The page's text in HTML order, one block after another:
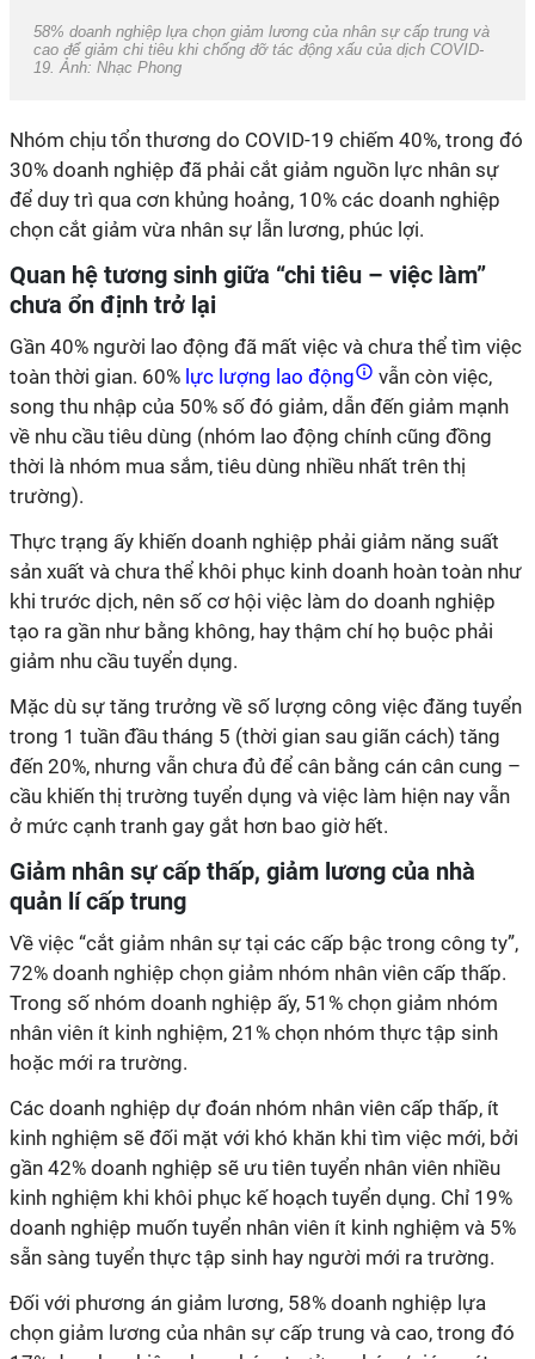
58% doanh nghiệp lựa chọn giảm lương của nhân sự cấp trung và
cao để giảm chi tiêu khi chống đỡ tác động xấu của dịch COVID-
19. Ảnh: Nhạc Phong
Nhóm chịu tổn thương do COVID-19 chiếm 40%, trong đó
30% doanh nghiệp đã phải cắt giảm nguồn lực nhân sự
để duy trì qua cơn khủng hoảng, 10% các doanh nghiệp
chọn cắt giảm vừa nhân sự lẫn lương, phúc lợi.
Quan hệ tương sinh giữa “chi tiêu – việc làm”
chưa ổn định trở lại
Gần 40% người lao động đã mất việc và chưa thể tìm việc
toàn thời gian. 60% lực lượng lao động
vẫn còn việc,
song thu nhập của 50% số đó giảm, dẫn đến giảm mạnh
về nhu cầu tiêu dùng (nhóm lao động chính cũng đồng
thời là nhóm mua sắm, tiêu dùng nhiều nhất trên thị
trường).
Thực trạng ấy khiến doanh nghiệp phải giảm năng suất
sản xuất và chưa thể khôi phục kinh doanh hoàn toàn như
khi trước dịch, nên số cơ hội việc làm do doanh nghiệp
tạo ra gần như bằng không, hay thậm chí họ buộc phải
giảm nhu cầu tuyển dụng.
Mặc dù sự tăng trưởng về số lượng công việc đăng tuyển
trong 1 tuần đầu tháng 5 (thời gian sau giãn cách) tăng
đến 20%, nhưng vẫn chưa đủ để cân bằng cán cân cung –
cầu khiến thị trường tuyển dụng và việc làm hiện nay vẫn
ở mức cạnh tranh gay gắt hơn bao giờ hết.
Giảm nhân sự cấp thấp, giảm lương của nhà
quản lí cấp trung
Về việc “cắt giảm nhân sự tại các cấp bậc trong công ty”,
72% doanh nghiệp chọn giảm nhóm nhân viên cấp thấp.
Trong số nhóm doanh nghiệp ấy, 51% chọn giảm nhóm
nhân viên ít kinh nghiệm, 21% chọn nhóm thực tập sinh
hoặc mới ra trường.
Các doanh nghiệp dự đoán nhóm nhân viên cấp thấp, ít
kinh nghiệm sẽ đối mặt với khó khăn khi tìm việc mới, bởi
gần 42% doanh nghiệp sẽ ưu tiên tuyển nhân viên nhiều
kinh nghiệm khi khôi phục kế hoạch tuyển dụng. Chỉ 19%
doanh nghiệp muốn tuyển nhân viên ít kinh nghiệm và 5%
sẵn sàng tuyển thực tập sinh hay người mới ra trường.
Đối với phương án giảm lương, 58% doanh nghiệp lựa
chọn giảm lương của nhân sự cấp trung và cao, trong đó